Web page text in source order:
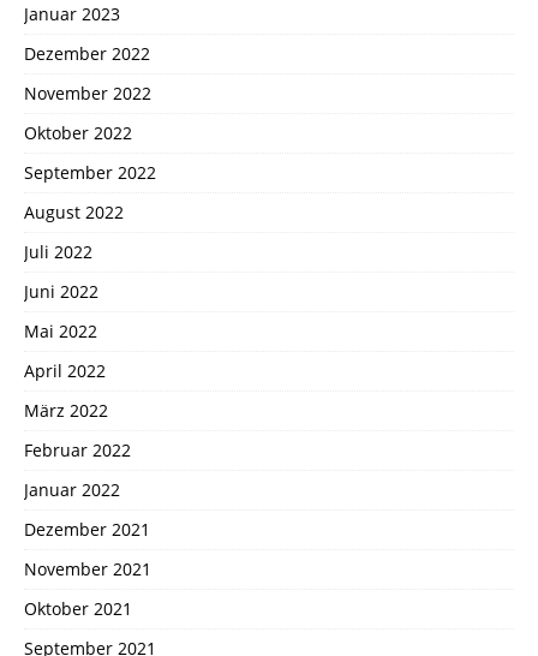
Januar 2023
Dezember 2022
November 2022
Oktober 2022
September 2022
August 2022
Juli 2022
Juni 2022
Mai 2022
April 2022
März 2022
Februar 2022
Januar 2022
Dezember 2021
November 2021
Oktober 2021
September 2021